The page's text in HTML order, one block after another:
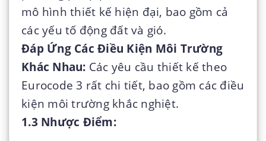
mô hình thiết kế hiện đại, bao gồm cả
các yếu tố động đất và gió.
Đáp Ứng Các Điều Kiện Môi Trường
Khác Nhau: Các yêu cầu thiết kế theo
Eurocode 3 rất chi tiết, bao gồm các điều
kiện môi trường khắc nghiệt.
1.3 Nhược Điểm: